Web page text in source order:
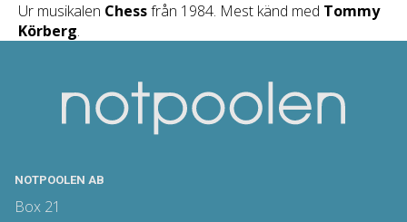
Ur musikalen Chessfrån 1984. Mest känd med Tommy
Körberg.
NOTPOOLEN AB
Box 21